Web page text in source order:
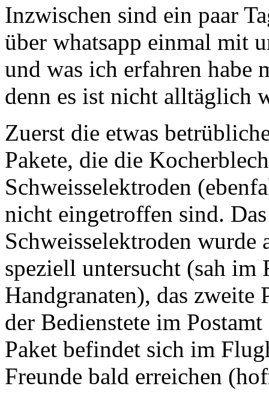
Inzwischen sind ein paar
über whatsapp einmal mit
und was ich erfahren habe
denn es ist nicht alltäglich
Zuerst die etwas
Pakete, die die
Schweisselektroden
nicht eingetroffen sind.
Schweisselektroden wurde
speziell untersucht (sah im
Handgranaten), das
der Bedienstete im
Paket befindet sich im
Freunde bald erreichen